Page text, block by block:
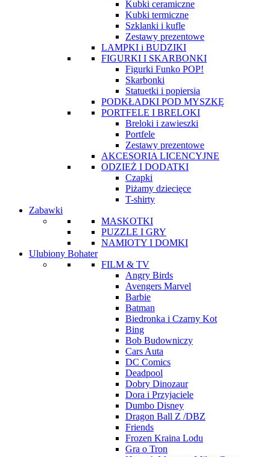
Kubki ceramiczne
Kubki termiczne
Szklanki i kufle
Zestawy prezentowe
LAMPKI i BUDZIKI
FIGURKI I SKARBONKI
Figurki Funko POP!
Skarbonki
Statuetki i popiersia
PODKŁADKI POD MYSZKĘ
PORTFELE I BRELOKI
Breloki i zawieszki
Portfele
Zestawy prezentowe
AKCESORIA LICENCYJNE
ODZIEŻ I DODATKI
Czapki
Piżamy dziecięce
T-shirty
Zabawki
MASKOTKI
PUZZLE I GRY
NAMIOTY I DOMKI
Ulubiony Bohater
FILM & TV
Angry Birds
Avengers Marvel
Barbie
Batman
Biedronka i Czarny Kot
Bing
Bob Budowniczy
Cars Auta
DC Comics
Deadpool
Dobry Dinozaur
Dora i Przyjaciele
Dumbo Disney
Dragon Ball Z /DBZ
Friends
Frozen Kraina Lodu
Gra o Tron